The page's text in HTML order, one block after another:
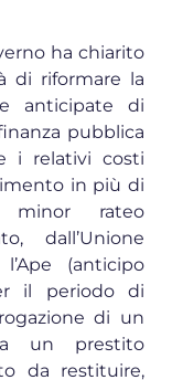
ha chiarito
di riformare la
anticipate di
pubblica
i relativi costi
in più di
rateo
dall’Unione
(anticipo
il periodo di
di un
un prestito
da restituire,